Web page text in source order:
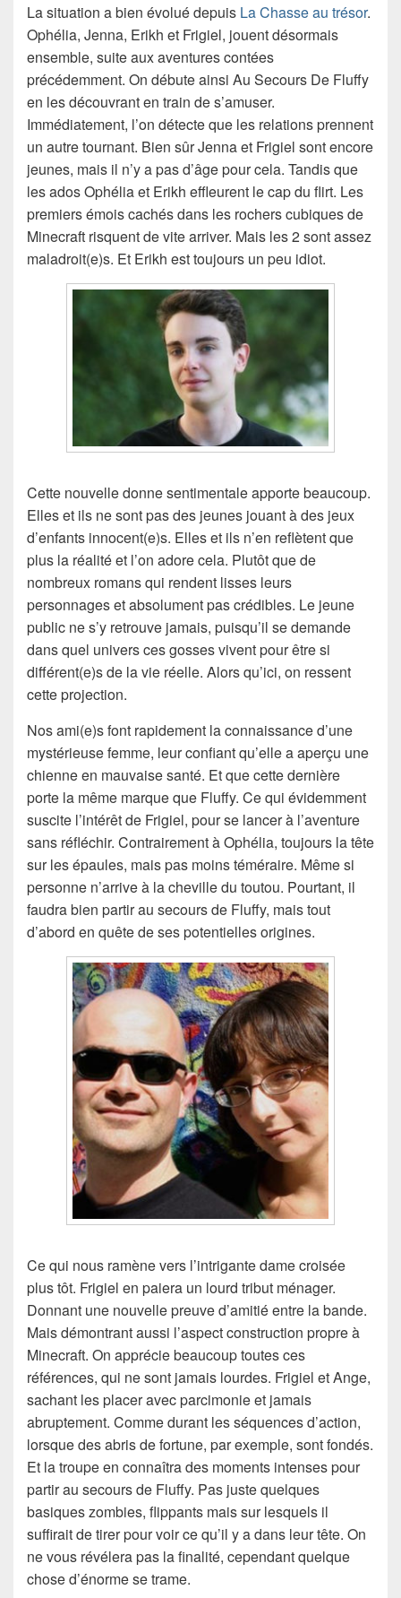
La situation a bien évolué depuis La Chasse au trésor.
Ophélia, Jenna, Erikh et Frigiel, jouent désormais
ensemble, suite aux aventures contées
précédemment. On débute ainsi Au Secours De Fluffy
en les découvrant en train de s’amuser.
Immédiatement, l’on détecte que les relations prennent
un autre tournant. Bien sûr Jenna et Frigiel sont encore
jeunes, mais il n’y a pas d’âge pour cela. Tandis que
les ados Ophélia et Erikh effleurent le cap du flirt. Les
premiers émois cachés dans les rochers cubiques de
Minecraft risquent de vite arriver. Mais les 2 sont assez
maladroit(e)s. Et Erikh est toujours un peu idiot.
Cette nouvelle donne sentimentale apporte beaucoup.
Elles et ils ne sont pas des jeunes jouant à des jeux
d’enfants innocent(e)s. Elles et ils n’en reflètent que
plus la réalité et l’on adore cela. Plutôt que de
nombreux romans qui rendent lisses leurs
personnages et absolument pas crédibles. Le jeune
public ne s’y retrouve jamais, puisqu’il se demande
dans quel univers ces gosses vivent pour être si
différent(e)s de la vie réelle. Alors qu’ici, on ressent
cette projection.
Nos ami(e)s font rapidement la connaissance d’une
mystérieuse femme, leur confiant qu’elle a aperçu une
chienne en mauvaise santé. Et que cette dernière
porte la même marque que Fluffy. Ce qui évidemment
suscite l’intérêt de Frigiel, pour se lancer à l’aventure
sans réfléchir. Contrairement à Ophélia, toujours la tête
sur les épaules, mais pas moins téméraire. Même si
personne n’arrive à la cheville du toutou. Pourtant, il
faudra bien partir au secours de Fluffy, mais tout
d’abord en quête de ses potentielles origines.
Ce qui nous ramène vers l’intrigante dame croisée
plus tôt. Frigiel en paiera un lourd tribut ménager.
Donnant une nouvelle preuve d’amitié entre la bande.
Mais démontrant aussi l’aspect construction propre à
Minecraft. On apprécie beaucoup toutes ces
références, qui ne sont jamais lourdes. Frigiel et Ange,
sachant les placer avec parcimonie et jamais
abruptement. Comme durant les séquences d’action,
lorsque des abris de fortune, par exemple, sont fondés.
Et la troupe en connaîtra des moments intenses pour
partir au secours de Fluffy. Pas juste quelques
basiques zombies, flippants mais sur lesquels il
suffirait de tirer pour voir ce qu’il y a dans leur tête. On
ne vous révélera pas la finalité, cependant quelque
chose d’énorme se trame.